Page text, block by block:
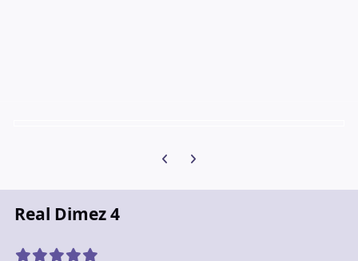
Diapositive précédente
Diapositive suivante
Real Dimez 4